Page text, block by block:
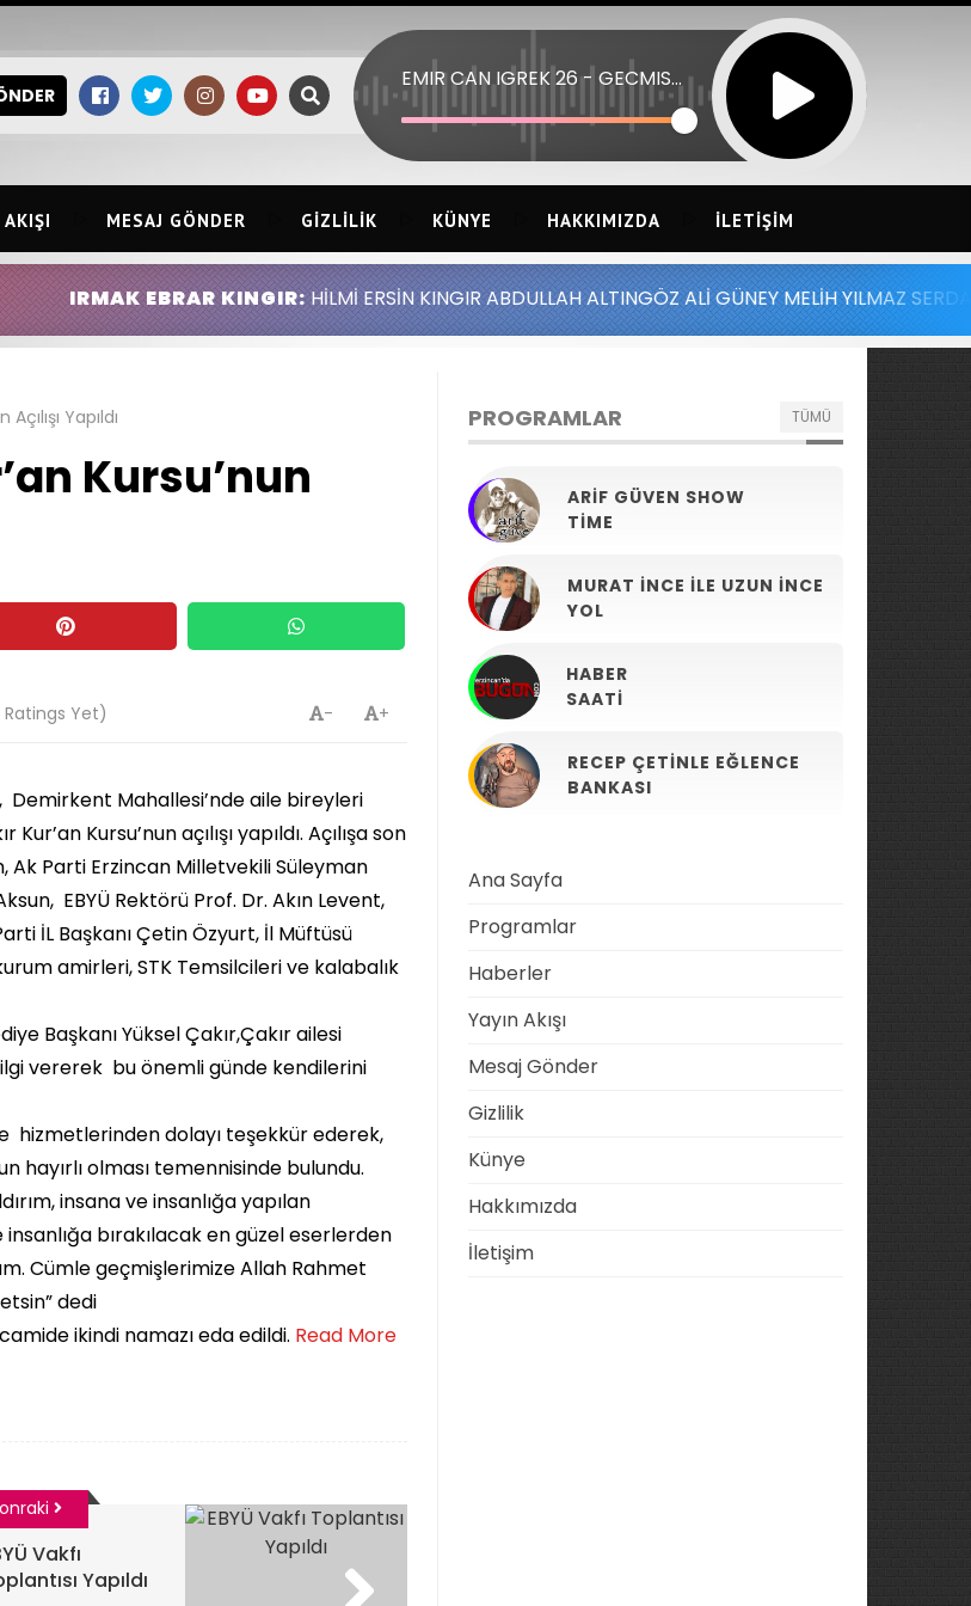
EMIR CAN IGREK 26 - GECMIS GECMISTE
AKIŞI MESAJ GÖNDER GIZLILIK KÜNYE HAKKIMIZDA İLETIŞIM
KINGIR:HİLMİ ERSİN KINGIR ABDULLAH ALTINGÖZ ALİ GÜNEY MELİH YILMAZ SERDAR AYDIN
Yapıldı
Kursu’nun
Ratings Yet) +
-
Demirkent Mahallesi’nde aile bireyleri
Kursu’nun açılışı yapıldı. Açılışa son
Ak Parti Erzincan Milletvekili Süleyman
EBYÜ Rektörü Prof. Dr. Akın Levent,
İL Başkanı Çetin Özyurt, İl Müftüsü
amirleri, STK Temsilcileri ve kalabalık
Başkanı Yüksel Çakır,Çakır ailesi
vererek bu önemli günde kendilerini
hizmetlerinden dolayı teşekkür ederek,
hayırlı olması temennisinde bulundu.
insana ve insanlığa yapılan
insanlığa bırakılacak en güzel eserlerden
Cümle geçmişlerimize Allah Rahmet
dedi
ikindi namazı eda edildi. Read More
Vakfı
Yapıldı
PROGRAMLAR TÜMÜ
ARIF GÜVEN SHOW
TIME
MURAT İNCE ILE UZUN İNCE
YOL
HABER
SAATI
RECEP ÇETINLE EĞLENCE
BANKASI
Ana Sayfa
Programlar
Haberler
Yayın Akışı
Mesaj Gönder
Gizlilik
Künye
Hakkımızda
İletişim